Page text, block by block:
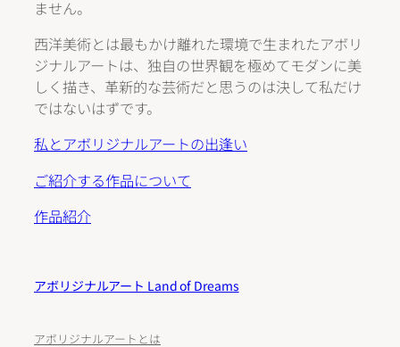
ません。
西洋美術とは最もかけ離れた環境で生まれたアボリ
ジナルアートは、独自の世界観を極めてモダンに美
しく描き、革新的な芸術だと思うのは決して私だけ
ではないはずです。
私とアボリジナルアートの出逢い
ご紹介する作品について
作品紹介
アボリジナルアート Land of Dreams
アボリジナルアートとは